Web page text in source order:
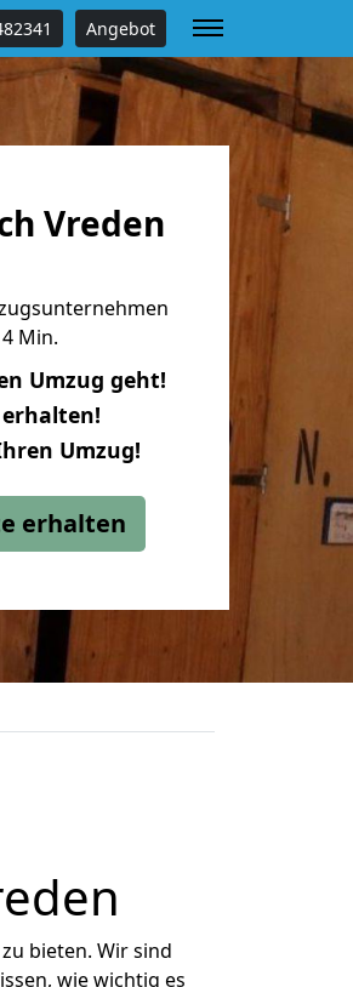
Angebot
Vreden
Min.
Umzug geht!
Umzug!
erhalten
zu bieten. Wir sind
wie wichtig es